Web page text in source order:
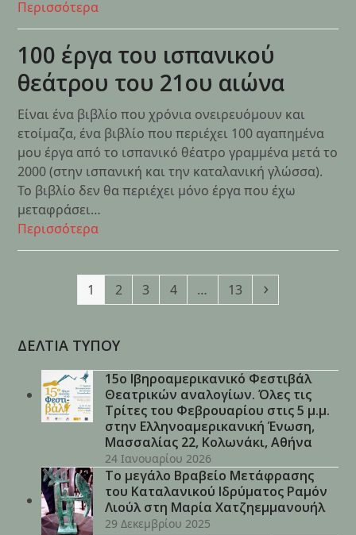
Περισσότερα
100 έργα του ισπανικού
θεάτρου του 21ου αιώνα
Είναι ένα βιβλίο που χρόνια ονειρευόμουν και
ετοίμαζα, ένα βιβλίο που περιέχει 100 αγαπημένα
μου έργα από το ισπανικό θέατρο γραμμένα μετά το
2000 (στην ισπανική και την καταλανική γλώσσα).
Το βιβλίο δεν θα περιέχει μόνο έργα που έχω
μεταφράσει…
Περισσότερα
Page
1 Page
2 Page
3 Page
4 … Page
13
ΔΕΛΤΙΑ ΤΥΠΟΥ
15ο Ιβηροαμερικανικό Φεστιβάλ
Θεατρικών αναλογίων. Όλες τις
Τρίτες του Φεβρουαρίου στις 5 μ.μ.
στην Ελληνοαμερικανική Ένωση,
Μασσαλίας 22, Κολωνάκι, Αθήνα
24 Ιανουαρίου 2026
Το μεγάλο Βραβείο Μετάφρασης
του Καταλανικού Ιδρύματος Ραμόν
Λιούλ στη Μαρία Χατζηεμμανουήλ
29 Δεκεμβρίου 2025